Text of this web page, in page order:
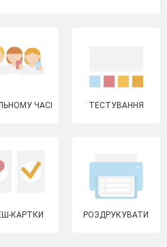
ЧАСІ ТЕСТУВАННЯ
КАРТКИ РОЗДРУКУВАТИ